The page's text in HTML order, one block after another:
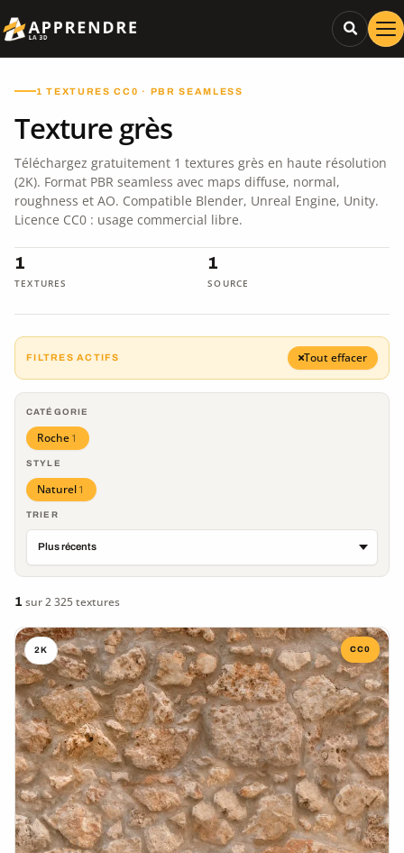
1 TEXTURES CC0 · PBR SEAMLESS
Texture grès
Téléchargez gratuitement 1 textures grès en haute résolution
(2K). Format PBR seamless avec maps diffuse, normal,
roughness et AO. Compatible Blender, Unreal Engine, Unity.
Licence CC0 : usage commercial libre.
1
TEXTURES
1
SOURCE
FILTRES ACTIFS Tout effacer
CATÉGORIE
Roche 1
STYLE
Naturel 1
TRIER
1 sur 2 325 textures
2K CC0